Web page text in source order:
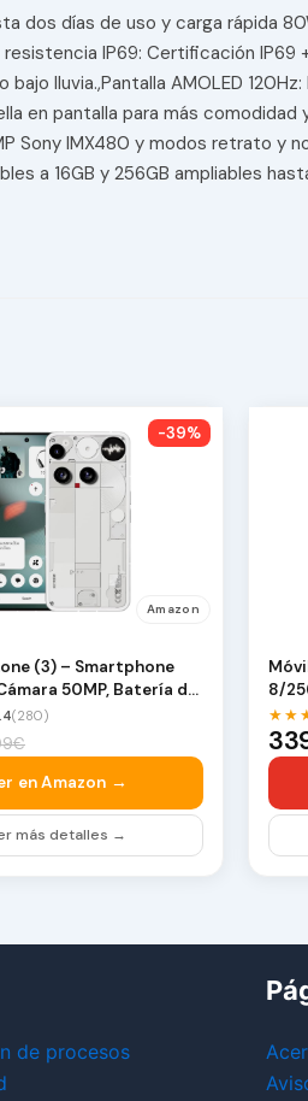
días de uso y carga rápida
IP69: Certificación
lluvia.,Pantalla AMOLED
en pantalla para más comodidad
Sony IMX480 y modos
a 16GB y 256GB ampliables
-39%
Amazon
(3) – Smartphone
50MP, Batería de
(280)
en Amazon →
más detalles →
8/
de procesos